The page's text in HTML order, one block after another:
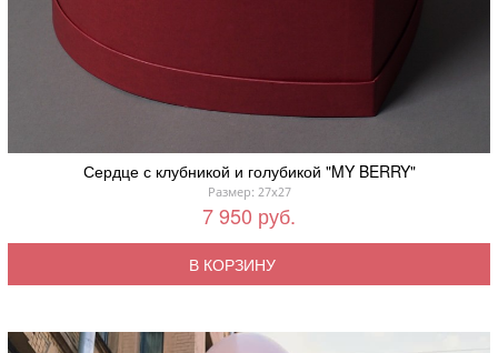
Сердце с клубникой и голубикой "MY BERRY"
Размер: 27x27
7 950 руб.
В КОРЗИНУ